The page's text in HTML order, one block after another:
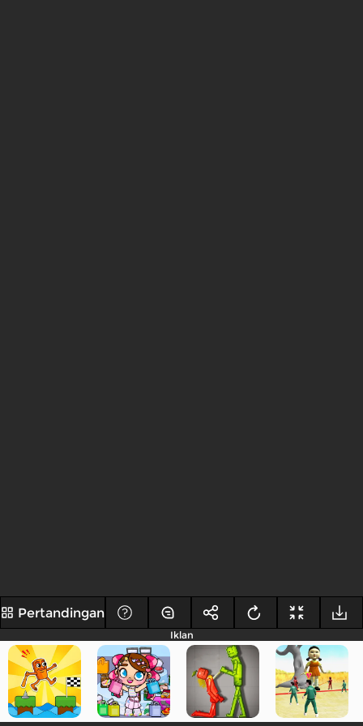
Pertandingan
Iklan